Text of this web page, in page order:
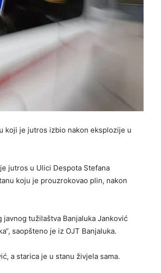
koji je jutros izbio nakon eksplozije u
jutros u Ulici Despota Stefana
koju je prouzrokovao plin, nakon
tužilaštva Banjaluka Janković
saopšteno je iz OJT Banjaluka.
a starica je u stanu živjela sama.